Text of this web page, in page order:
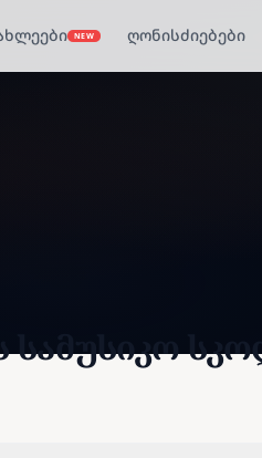
NEW ღონისძიებები
სამუსიკო